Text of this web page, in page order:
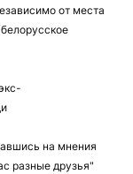
от места
на мнения
разные друзья"